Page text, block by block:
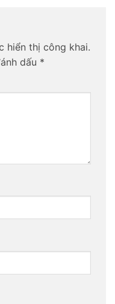
hiển thị công khai.
dấu *